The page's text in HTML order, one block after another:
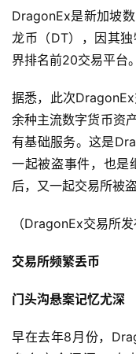
DragonEx是新加坡
龙币（DT），因其
界排名前20交易平台。
据悉，此次
余种主流数字货币资
有基础服务。这是
一起被盗事件，也
后，又一起交易所被盗
（DragonEx交易所发
交易所频繁丢币
门头沟悬案记忆尤深
早在去年8月份，